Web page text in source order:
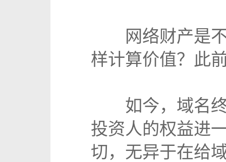
网络财产是不
样计算价值？此
如今，域名终
投资人的权益进
切，无异于在给